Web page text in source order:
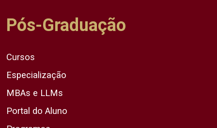
Pós-Graduação
Cursos
Especialização
MBAs e LLMs
Portal do Aluno